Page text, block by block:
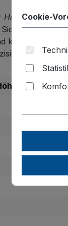
Handwagen
kratzfest,
(mm):
Cookie-